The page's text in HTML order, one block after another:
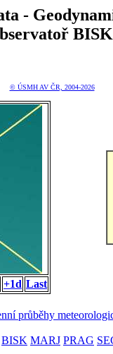
-
BISK
© ÚSMH AV ČR, 2004-2026
+1d Last
průběhy
BISK MARJ PRAG